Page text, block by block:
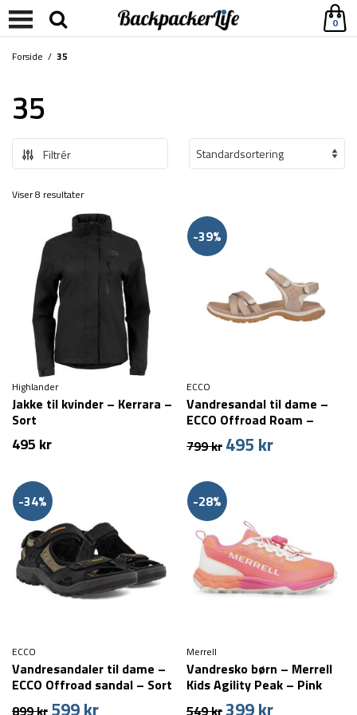
0
Forside / 35
35
Filtrér
Viser 8 resultater
Highlander
Jakke til kvinder – Kerrara –
Sort
495 kr
-39%
ECCO
Vandresandal til dame –
ECCO Offroad Roam –
799kr Den
var:
799 kr.
495 krDen
-34%
ECCO
Vandresandaler til dame –
ECCO Offroad sandal – Sort
899kr Den
599krDen
-28%
Merrell
Vandresko børn – Merrell
Kids Agility Peak – Pink
549kr Den
399krDen